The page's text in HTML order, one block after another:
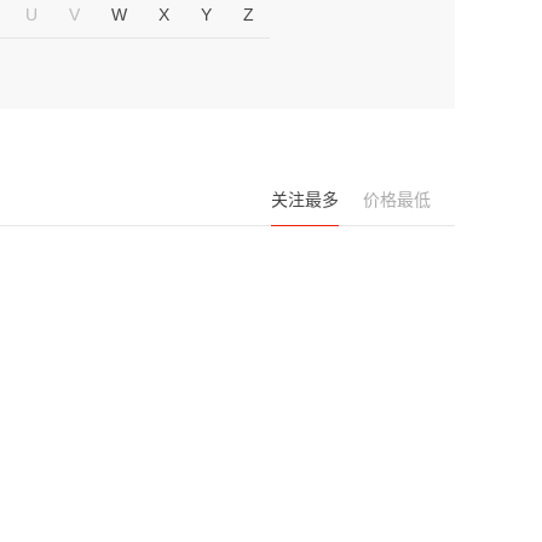
U V W X Y Z
关注最多 价格最低